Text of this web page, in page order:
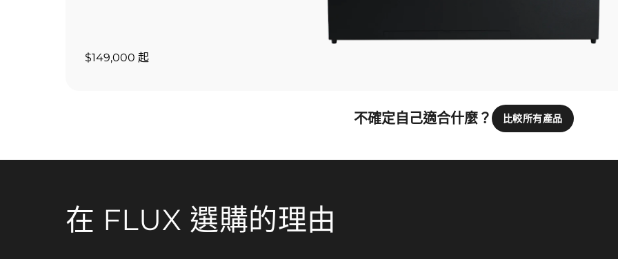
$149,000 起
不確定自己適合什麼？ 比較所有產品
在 FLUX 選購的理由